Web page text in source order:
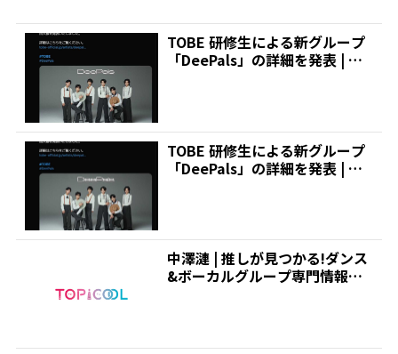
TOBE 研修生による新グループ
「DeePals」の詳細を発表 | 推
TOBE 研修生による新グループ
「DeePals」の詳細を発表 | 推
中澤漣 | 推しが見つかる!ダンス
&ボーカルグループ専門情報サ